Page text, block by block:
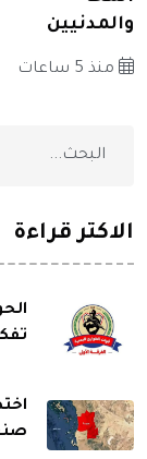
والمدنيين
منذ 5 ساعات
الاكثر قراءة